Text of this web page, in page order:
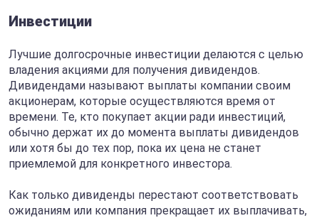
Инвестиции
Лучшие долгосрочные инвестиции делаются с целью
владения акциями для получения дивидендов.
Дивидендами называют выплаты компании своим
акционерам, которые осуществляются время от
времени. Те, кто покупает акции ради инвестиций,
обычно держат их до момента выплаты дивидендов
или хотя бы до тех пор, пока их цена не станет
приемлемой для конкретного инвестора.
Как только дивиденды перестают соответствовать
ожиданиям или компания прекращает их выплачивать,